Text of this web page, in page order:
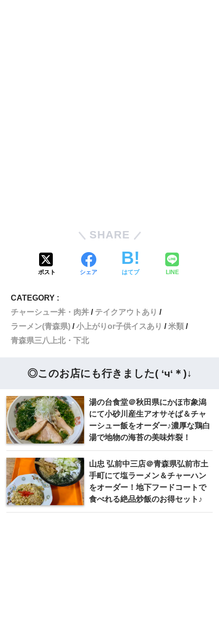
SHARE
ポスト シェア はてブ LINE
CATEGORY :
チャーシュー丼・肉丼
テイクアウトあり
ラーメン(青森県)
小上がりor子供イスあり
米類
青森県三八上北・下北
◎このお店にも行きました( ‘ч‘＊)↓
湯の台食堂＠秋田県にかほ市象潟
にて小砂川産生アオサそば＆チャ
ーシュー飯をオーダー♪濃厚な鶏白
湯で地物の海苔の美味炸裂！
山忠 弘前中三店＠青森県弘前市土
手町にて塩ラーメン＆チャーハン
をオーダー！地下フードコートで
食べれる絶品炒飯のお得セット♪